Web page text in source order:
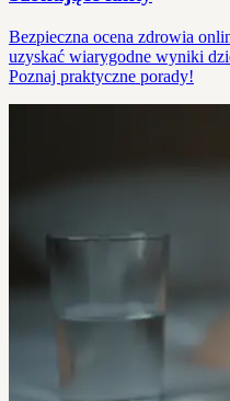
Bezpieczna ocena zdrowia
uzyskać wiarygodne wyniki
Poznaj praktyczne porady!